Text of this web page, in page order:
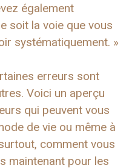
également
soit la voie que vous
systématiquement. »
erreurs sont
Voici un aperçu
qui peuvent vous
de vie ou même à
comment vous
maintenant pour les